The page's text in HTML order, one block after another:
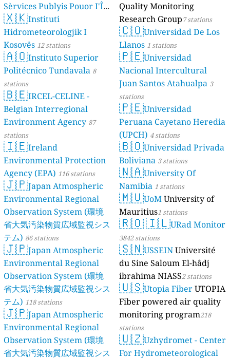
Sèrvices Publyis Pouor I'Île
Dé Jèrri) 2 stations
🇽🇰Instituti
Hidrometeorologjik I
Kosovës 12 stations
🇦🇴Instituto Superior
Politécnico Tundavala 8
stations
🇧🇪IRCEL-CELINE -
Belgian Interregional
Environment Agency 87
stations
🇮🇪Ireland
Environmental Protection
Agency (EPA) 116 stations
🇯🇵Japan Atmospheric
Environmental Regional
Observation System (環境
省大気汚染物質広域監視シス
テム) 86 stations
🇯🇵Japan Atmospheric
Environmental Regional
Observation System (環境
省大気汚染物質広域監視シス
テム) 118 stations
🇯🇵Japan Atmospheric
Environmental Regional
Observation System (環境
省大気汚染物質広域監視シス
Quality Monitoring
Research Group7 stations
🇨🇴Universidad De Los
Llanos 1 stations
🇵🇪Universidad
Nacional Intercultural
Juan Santos Atahualpa 3
stations
🇵🇪Universidad
Peruana Cayetano Heredia
(UPCH) 4 stations
🇧🇴Universidad Privada
Boliviana 3 stations
🇳🇦University Of
Namibia 1 stations
🇲🇺UoMUniversity of
Mauritius1 stations
🇷🇴🇮🇱URad Monitor
3842 stations
🇸🇳USSEINUniversité
du Sine Saloum El-hâdj
ibrahima NIASS2 stations
🇺🇸Utopia FiberUTOPIA
Fiber powered air quality
monitoring program218
stations
🇺🇿Uzhydromet - Center
For Hydrometeorological